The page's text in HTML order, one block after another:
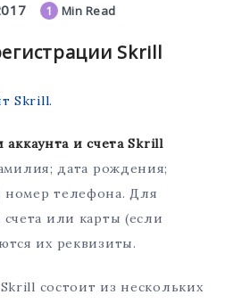
1 Min Read
Skrill
Skrill.
и счета Skrill
дата рождения;
номер телефона. Для
счета или карты (если
их реквизиты.
состоит из нескольких